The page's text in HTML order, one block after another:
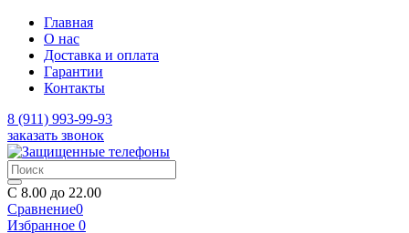
Главная
О нас
Доставка и оплата
Гарантии
Контакты
8 (911) 993-99-93
заказать звонок
C 8.00 до 22.00
Сравнение0
Избранное 0